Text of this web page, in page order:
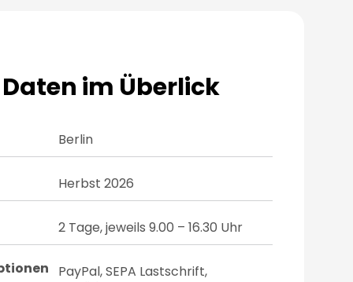
im Überlick
Berlin
Herbst 2026
2 Tage, jeweils 9.00 – 16.30 Uhr
PayPal, SEPA Lastschrift,